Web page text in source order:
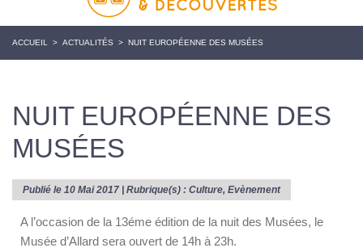
ACCUEIL > ACTUALITÉS > NUIT EUROPÉENNE DES MUSÉES
NUIT EUROPÉENNE DES
MUSÉES
Publié le 10 Mai 2017 | Rubrique(s) : Culture, Evènement
A l’occasion de la 13éme édition de la nuit des Musées, le
Musée d’Allard sera ouvert de 14h à 23h.